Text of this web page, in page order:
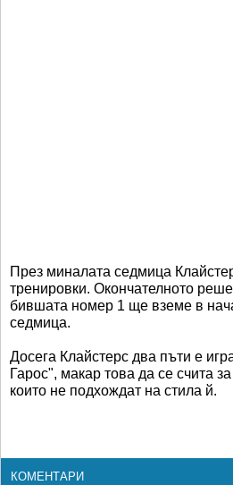
През миналата седмица
тренировки. Окончателното
бившата номер 1 ще вземе в
седмица.
Досега Клайстерс два пъти е
Гарос", макар това да се счита
които не подхождат на стила й.
КОМЕНТАРИ